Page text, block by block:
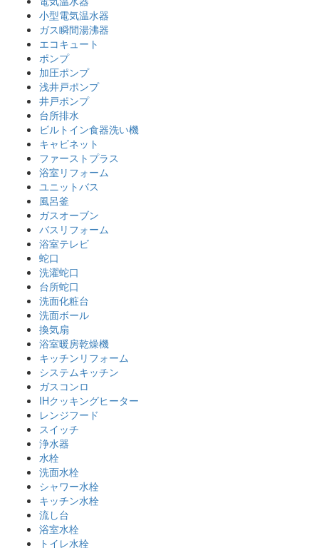
小型電気温水器
ガス瞬間湯沸器
エコキュート
ポンプ
加圧ポンプ
浅井戸ポンプ
井戸ポンプ
台所排水
ビルトイン食器洗い機
キャビネット
ファーストプラス
浴室リフォーム
ユニットバス
風呂釜
ガスオーブン
バスリフォーム
浴室テレビ
蛇口
洗濯蛇口
台所蛇口
洗面化粧台
洗面ボール
換気扇
浴室暖房乾燥機
キッチンリフォーム
システムキッチン
ガスコンロ
IHクッキングヒーター
レンジフード
スイッチ
浄水器
水栓
洗面水栓
シャワー水栓
キッチン水栓
流し台
浴室水栓
トイレ水栓